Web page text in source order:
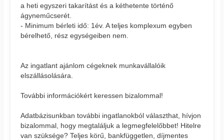
a heti egyszeri takarítást és a kéthetente történő
ágyneműcserét.
- Minimum bérleti idő: 1év. A teljes komplexum egyben
bérelhető, rész egységeiben nem.
Az ingatlant ajánlom cégeknek munkavállalóik
elszállásolására.
További információkért keressen bizalommal!
Adatbázisunkban további ingatlanokból választhat, hívjon
bizalommal, hogy megtaláljuk a legmegfelelőbbet! Hitelre
van szüksége? Teljes körű, bankfüggetlen, díjmentes